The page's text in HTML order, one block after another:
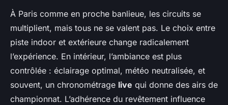
À Paris comme en proche banlieue, les circuits se
multiplient, mais tous ne se valent pas. Le choix entre
piste indoor et extérieure change radicalement
l’expérience. En intérieur, l’ambiance est plus
contrôlée : éclairage optimal, météo neutralisée, et
souvent, un chronométrage live qui donne des airs de
championnat. L’adhérence du revêtement influence